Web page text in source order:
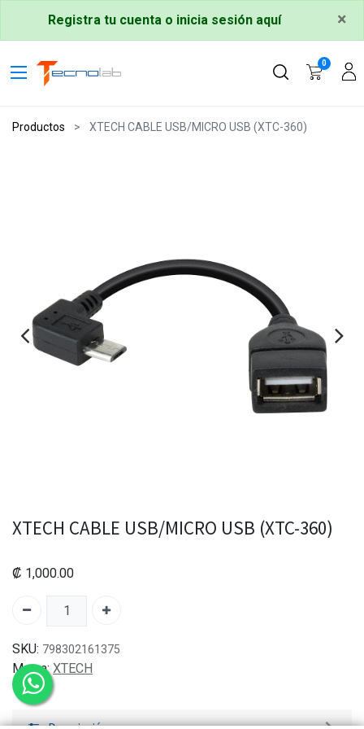
Registra tu cuenta o inicia sesión aquí ×
0
Productos XTECH CABLE USB/MICRO USB (XTC-360)
XTECH CABLE USB/MICRO USB (XTC-360)
₡ 1,000.00
SKU: 798302161375
Marca: XTECH